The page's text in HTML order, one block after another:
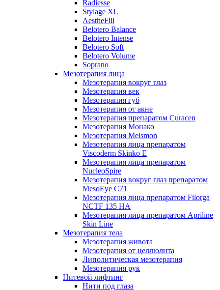
Radiesse
Stylage XL
AestheFill
Belotero Balance
Belotero Intense
Belotero Soft
Belotero Volume
Soprano
Мезотерапия лица
Мезотерапия вокруг глаз
Мезотерапия век
Мезотерапия губ
Мезотерапия от акне
Мезотерапия препаратом Curacen
Мезотерапия Монако
Мезотерапия Melsmon
Мезотерапия лица препаратом
Viscoderm Skinko E
Мезотерапия лица препаратом
NucleoSpire
Мезотерапия вокруг глаз препаратом
MesoEye С71
Мезотерапия лица препаратом Filorga
NCTF 135 HA
Мезотерапия лица препаратом Apriline
Skin Line
Мезотерапия тела
Мезотерапия живота
Мезотерапия от целлюлита
Липолитическая мезотерапия
Мезотерапия рук
Нитевой лифтинг
Нити под глаза